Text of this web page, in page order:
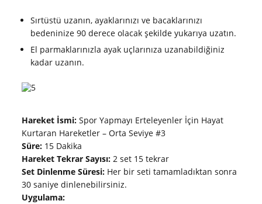
Sırtüstü uzanın, ayaklarınızı ve bacaklarınızı
bedeninize 90 derece olacak şekilde yukarıya uzatın.
El parmaklarınızla ayak uçlarınıza uzanabildiğiniz
kadar uzanın.
Hareket İsmi: Spor Yapmayı Erteleyenler İçin Hayat
Kurtaran Hareketler – Orta Seviye #3
Süre: 15 Dakika
Hareket Tekrar Sayısı: 2 set 15 tekrar
Set Dinlenme Süresi: Her bir seti tamamladıktan sonra
30 saniye dinlenebilirsiniz.
Uygulama: